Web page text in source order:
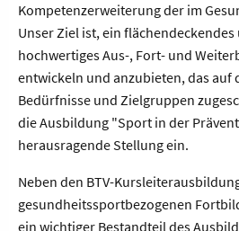
Kompetenzerweiterung der im
Unser Ziel ist, ein
hochwertiges Aus-, Fort- und
entwickeln und anzubieten, das auf
Bedürfnisse und Zielgruppen
die Ausbildung "Sport in der
herausragende Stellung ein.
Neben den BTV-
gesundheitssportbezogenen
ein wichtiger Bestandteil des